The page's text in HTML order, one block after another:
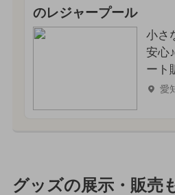
のレジャープール
小さ
安心
ート
愛
グッズの展示・販売